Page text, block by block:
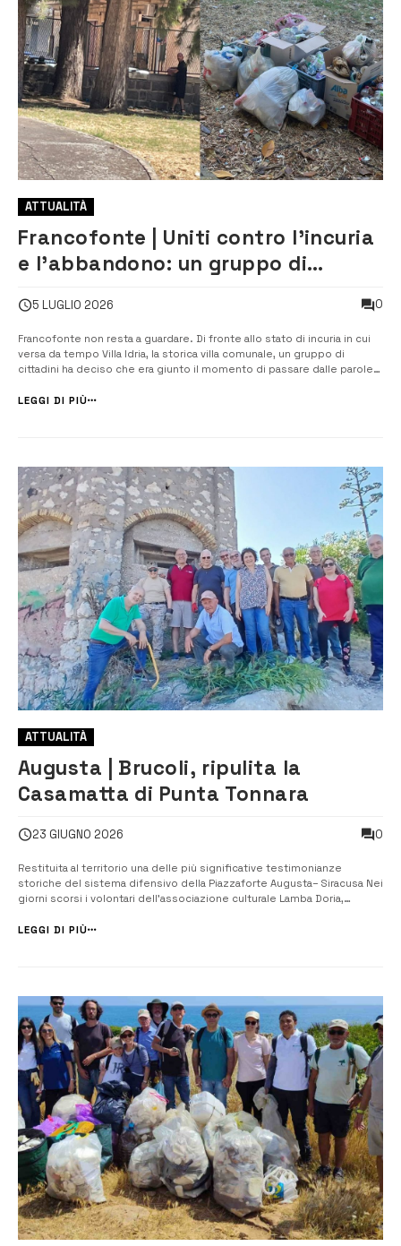
ATTUALITÀ
Francofonte | Uniti contro l’incuria
e l’abbandono: un gruppo di
Idria
5 LUGLIO 2026 0
Francofonte non resta a guardare. Di fronte allo stato di incuria in cui
versa da tempo Villa Idria, la storica villa comunale, un gruppo di
cittadini ha deciso che era giunto il momento di passare dalle parole
amore per il proprio territorio, Michael […]
LEGGI DI PIÙ
ATTUALITÀ
Augusta | Brucoli, ripulita la
Casamatta di Punta Tonnara
23 GIUGNO 2026 0
Restituita al territorio una delle più significative testimonianze
storiche del sistema difensivo della Piazzaforte Augusta– Siracusa Nei
giorni scorsi i volontari dell’associazione culturale Lamba Doria,
l’Amministrazione comunale di Augusta guidata dal sindaco Giuseppe
LEGGI DI PIÙ